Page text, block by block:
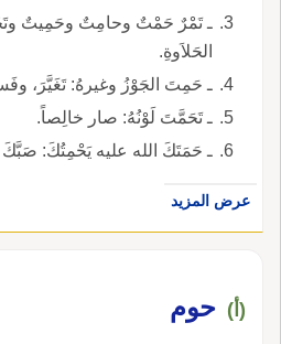
ـ تَمْرٌ حَمْتٌ وحامِتٌ وحَمِيتٌ
الحَلاَوةِ.
ـ حَمِتَ الجَوْزُ وغيرهُ: تَغَيَّرَ،
ـ تَحَمَّتَ لَوْنُهُ: صار خالِصاً.
ـ حَمَتَكَ الله عليه يَحْمِتُكَ: صَبَّكَ
عرض المزيد
(أ) حوم